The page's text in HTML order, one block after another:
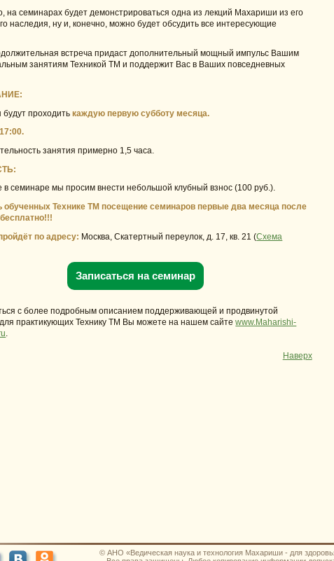
на семинарах будет демонстрироваться одна из лекций Махариши из его
наследия, ну и, конечно, можно будет обсудить все интересующие
встреча придаст дополнительный мощный импульс Вашим
занятиям Техникой ТМ и поддержит Вас в Ваших повседневных
проходить каждую первую субботу месяца.
занятия примерно 1,5 часа.
в семинаре мы просим внести небольшой клубный взнос (100 руб.).
обученных Технике ТМ посещение семинаров первые два месяца после
по адресу: Москва, Скатертный переулок, д. 17, кв. 21 (Схема
Записаться на семинар
с более подробным описанием поддерживающей и продвинутой
практикующих Технику ТМ Вы можете на нашем сайтеwww.Maharishi-
.
Наверх
© АНО «Ведическая наука и технология Махариши - для